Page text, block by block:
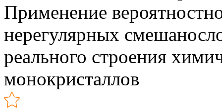
Применение
нерегулярных
реального строения
монокристаллов